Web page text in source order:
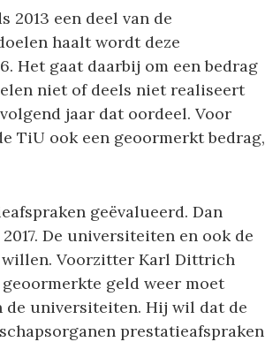
2013 een deel van de
haalt wordt deze
Het gaat daarbij om een bedrag
niet of deels niet realiseert
jaar dat oordeel. Voor
TiU ook een geoormerkt bedrag,
geëvalueerd. Dan
De universiteiten en ook de
willen. Voorzitter Karl Dittrich
geld weer moet
de universiteiten. Hij wil dat de
prestatieafspraken